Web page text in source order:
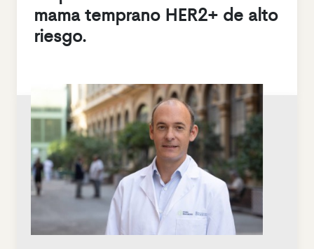
mama temprano HER2+ de alto
riesgo.